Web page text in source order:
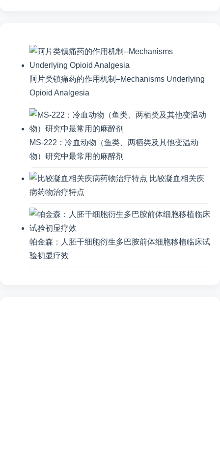
阿片类镇痛药的作用机制–Mechanisms Underlying
Opioid Analgesia
MS-222：冷血动物（鱼类、两栖类及其他变温动
物）研究中最常用的麻醉剂
比较凝血相关疾
病药物治疗特点
帕金森：人胚干细胞衍生多巴胺前体细胞移植临床试
验初显疗效